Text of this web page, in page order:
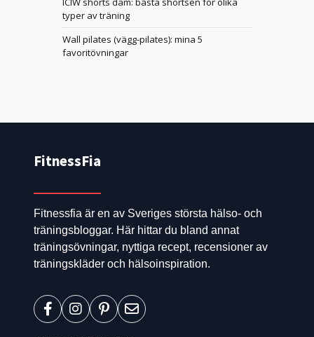
typer av träning
Wall pilates (vägg-pilates): mina 5
favoritövningar
FitnessFia
Fitnessfia är en av Sveriges största hälso- och
träningsbloggar. Här hittar du bland annat
träningsövningar, nyttiga recept, recensioner av
träningskläder och hälsoinspiration.